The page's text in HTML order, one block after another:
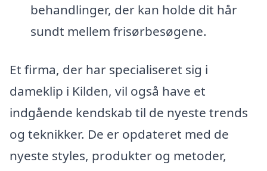
behandlinger, der kan holde dit hår
sundt mellem frisørbesøgene.
Et firma, der har specialiseret sig i
dameklip i Kilden, vil også have et
indgående kendskab til de nyeste trends
og teknikker. De er opdateret med de
nyeste styles, produkter og metoder,